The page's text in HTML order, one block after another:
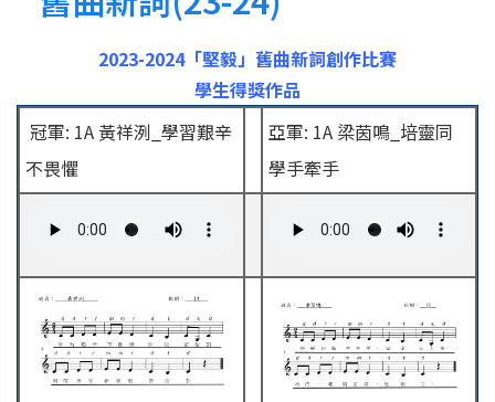
2023-2024「堅毅」舊曲新詞創作比賽
學生得獎作品
冠軍: 1A 黃祥洌_學習艱辛
不畏懼
亞軍: 1A 梁茵鳴_培靈同
學手牽手